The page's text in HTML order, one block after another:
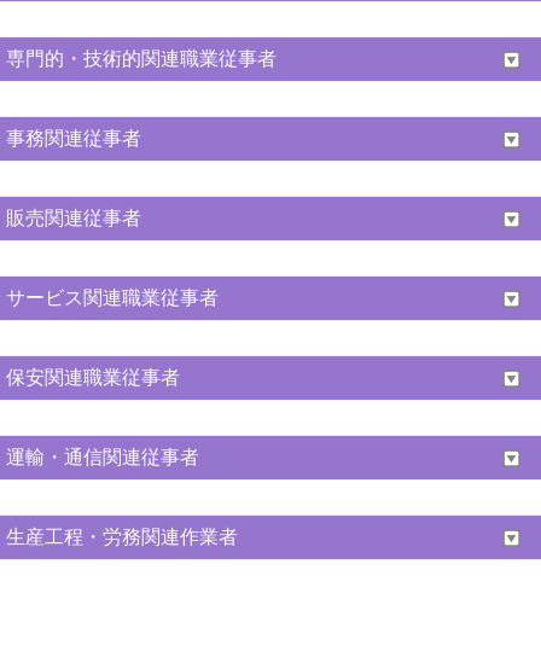
専門的・技術的関連職業従事者
事務関連従事者
販売関連従事者
サービス関連職業従事者
保安関連職業従事者
運輸・通信関連従事者
生産工程・労務関連作業者